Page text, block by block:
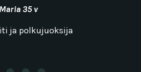
Maria 35 v
ja polkujuoksija